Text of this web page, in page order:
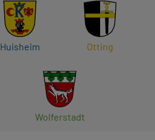
Huisheim Otting
Wolferstadt